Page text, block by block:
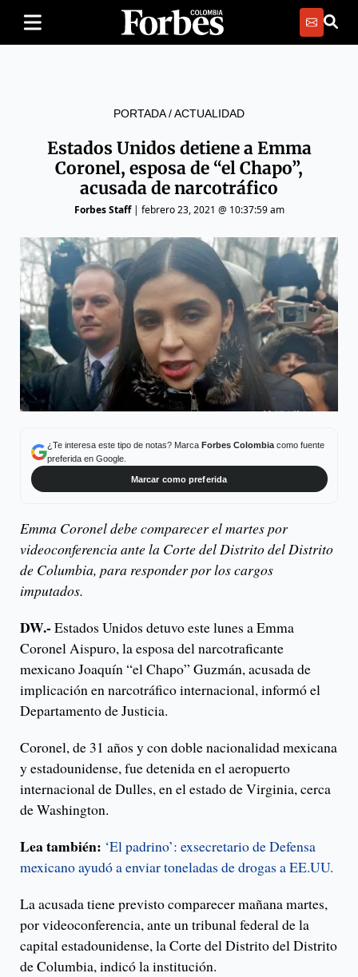
PORTADA/ACTUALIDAD
Estados Unidos detiene a Emma
Coronel, esposa de “el Chapo”,
acusada de narcotráfico
Forbes Staff| febrero 23, 2021 @ 10:37:59 am
¿Te interesa este tipo de notas? Marca Forbes Colombiacomo fuente
preferida en Google.
Marcar como preferida
Emma Coronel debe comparecer el martes por
videoconferencia ante la Corte del Distrito del Distrito
de Columbia, para responder por los cargos
imputados.
DW.- Estados Unidos detuvo este lunes a Emma
Coronel Aispuro, la esposa del narcotraficante
mexicano Joaquín “el Chapo” Guzmán, acusada de
implicación en narcotráfico internacional, informó el
Departamento de Justicia.
Coronel, de 31 años y con doble nacionalidad mexicana
y estadounidense, fue detenida en el aeropuerto
internacional de Dulles, en el estado de Virginia, cerca
de Washington.
Lea también: ‘El padrino’: exsecretario de Defensa
mexicano ayudó a enviar toneladas de drogas a EE.UU.
La acusada tiene previsto comparecer mañana martes,
por videoconferencia, ante un tribunal federal de la
capital estadounidense, la Corte del Distrito del Distrito
de Columbia, indicó la institución.